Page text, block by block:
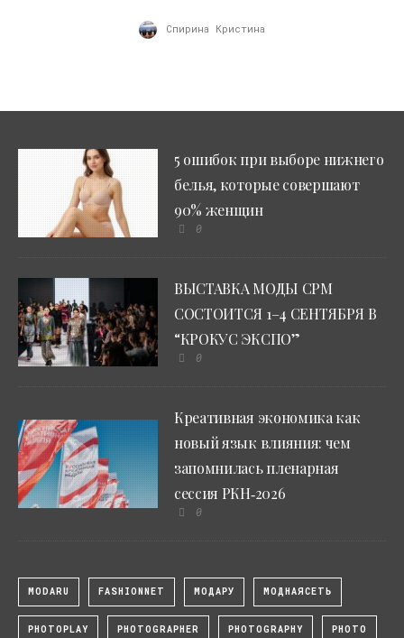
Спирина Кристина
5 ошибок при выборе нижнего
белья, которые совершают
90% женщин
0
ВЫСТАВКА МОДЫ CPM
СОСТОИТСЯ 1–4 СЕНТЯБРЯ В
“КРОКУС ЭКСПО”
0
Креативная экономика как
новый язык влияния: чем
запомнилась пленарная
сессия РКН‑2026
0
MODARU FASHIONNET МОДАРУ МОДНАЯСЕТЬ
PHOTOPLAY PHOTOGRAPHER PHOTOGRAPHY PHOTO